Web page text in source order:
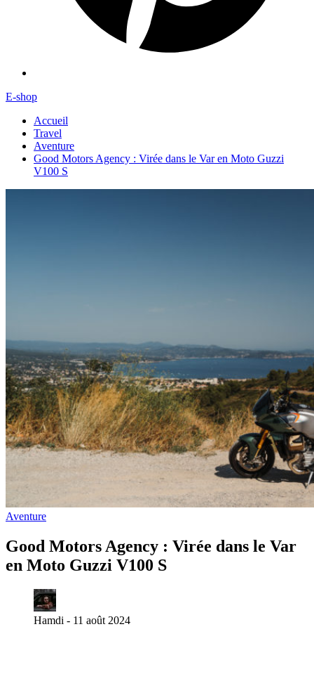
E-shop
Accueil
Travel
Aventure
Good Motors Agency : Virée dans le Var en Moto Guzzi
V100 S
Aventure
Good Motors Agency : Virée dans le Var
en Moto Guzzi V100 S
Hamdi - 11 août 2024